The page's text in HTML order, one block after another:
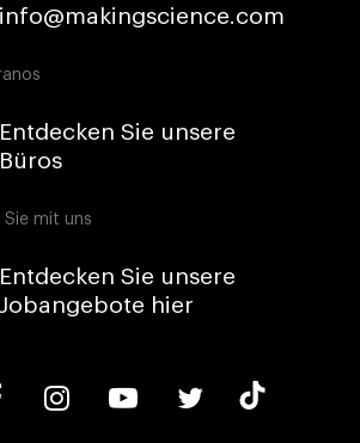
info@makingscience.com
Entdecken Sie unsere
Büros
mit uns
Entdecken Sie unsere
Jobangebote hier